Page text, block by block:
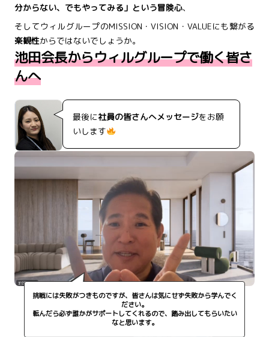
分からない、でもやってみる」という冒険心、
そしてウィルグループのMISSION・VISION・VALUEにも繋がる
楽観性からではないでしょうか。
池田会長からウィルグループで働く皆さ
んへ
最後に社員の皆さんへメッセージをお願
いします
挑戦には失敗がつきものですが、皆さんは気にせず失敗から学んでく
ださい。
転んだら必ず誰かがサポートしてくれるので、踏み出してもらいたい
なと思います。